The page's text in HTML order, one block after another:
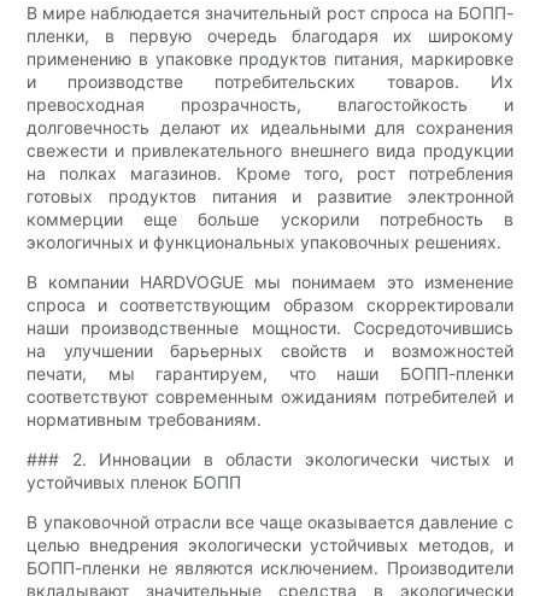
В мире наблюдается значительный рост спроса на БОПП-
пленки, в первую очередь благодаря их широкому
применению в упаковке продуктов питания, маркировке
и производстве потребительских товаров. Их
превосходная прозрачность, влагостойкость и
долговечность делают их идеальными для сохранения
свежести и привлекательного внешнего вида продукции
на полках магазинов. Кроме того, рост потребления
готовых продуктов питания и развитие электронной
коммерции еще больше ускорили потребность в
экологичных и функциональных упаковочных решениях.
В компании HARDVOGUE мы понимаем это изменение
спроса и соответствующим образом скорректировали
наши производственные мощности. Сосредоточившись
на улучшении барьерных свойств и возможностей
печати, мы гарантируем, что наши БОПП-пленки
соответствуют современным ожиданиям потребителей и
нормативным требованиям.
### 2. Инновации в области экологически чистых и
устойчивых пленок БОПП
В упаковочной отрасли все чаще оказывается давление с
целью внедрения экологически устойчивых методов, и
БОПП-пленки не являются исключением. Производители
вкладывают значительные средства в экологически